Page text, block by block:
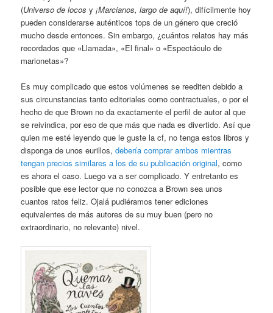
(Universo de locosy¡Marcianos, largo de aquí!), difícilmente hoy
pueden considerarse auténticos tops de un género que creció
mucho desde entonces. Sin embargo, ¿cuántos relatos hay más
recordados que «Llamada», «El final» o «Espectáculo de
marionetas»?
Es muy complicado que estos volúmenes se reediten debido a
sus circunstancias tanto editoriales como contractuales, o por el
hecho de que Brown no da exactamente el perfil de autor al que
se reivindica, por eso de que más que nada es divertido. Así que
quien me esté leyendo que le guste la cf, no tenga estos libros y
disponga de unos eurillos,debería comprar ambos mientras
tengan precios similares a los de su publicación original, como
es ahora el caso. Luego va a ser complicado. Y entretanto es
posible que ese lector que no conozca a Brown sea unos
cuantos ratos feliz. Ojalá pudiéramos tener ediciones
equivalentes de más autores de su muy buen (pero no
extraordinario, no relevante) nivel.